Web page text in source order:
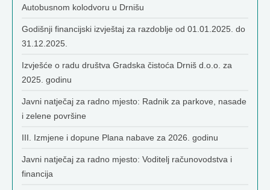
Autobusnom kolodvoru u Drnišu
Godišnji financijski izvještaj za razdoblje od 01.01.2025. do
31.12.2025.
Izvješće o radu društva Gradska čistoća Drniš d.o.o. za
2025. godinu
Javni natječaj za radno mjesto: Radnik za parkove, nasade
i zelene površine
III. Izmjene i dopune Plana nabave za 2026. godinu
Javni natječaj za radno mjesto: Voditelj računovodstva i
financija